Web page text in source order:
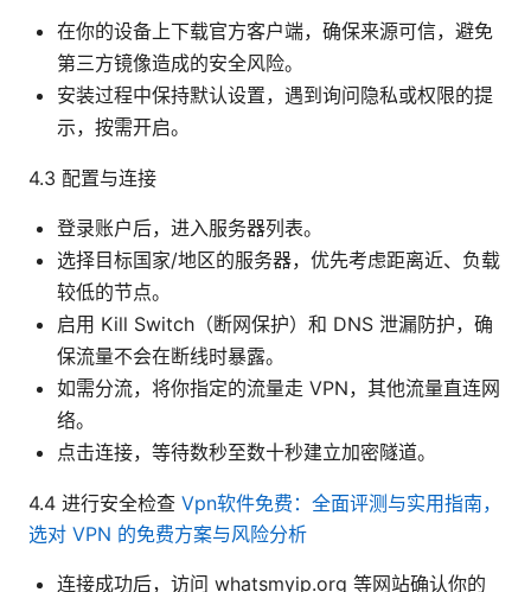
在你的设备上下载官方客户端，确保来源可信，避免
第三方镜像造成的安全风险。
安装过程中保持默认设置，遇到询问隐私或权限的提
示，按需开启。
4.3 配置与连接
登录账户后，进入服务器列表。
选择目标国家/地区的服务器，优先考虑距离近、负载
较低的节点。
启用 Kill Switch（断网保护）和 DNS 泄漏防护，确
保流量不会在断线时暴露。
如需分流，将你指定的流量走 VPN，其他流量直连网
络。
点击连接，等待数秒至数十秒建立加密隧道。
4.4 进行安全检查 Vpn软件免费：全面评测与实用指南，
选对 VPN 的免费方案与风险分析
连接成功后，访问 whatsmyip.org 等网站确认你的